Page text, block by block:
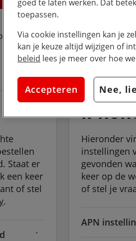
Staat er
een keer
of stel
.
Hieronder
instellingen
gevonden
keer op de
of stel je
APN
goed te laten werken. Dat
toepassen.
Via cookie instellingen kan je
kan je keuze altijd wijzigen of
beleid lees je meer over hoe
Accepteren Nee,